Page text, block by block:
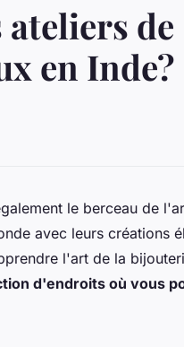
de
en Inde?
le berceau de
avec leurs créations
l'art de la
d'endroits où vous